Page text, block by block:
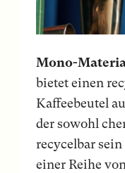
Mono-
bietet einen
Kaffeebeutel
der sowohl
recycelbar
einer Reihe